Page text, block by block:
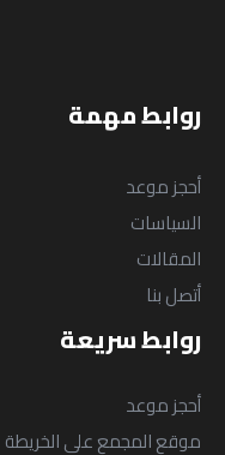
روابط سريعة
أحجز موعد
موقع المجمع على الخريطة
روابط مهمة
أحجز موعد
السياسات
المقالات
أتصل بنا